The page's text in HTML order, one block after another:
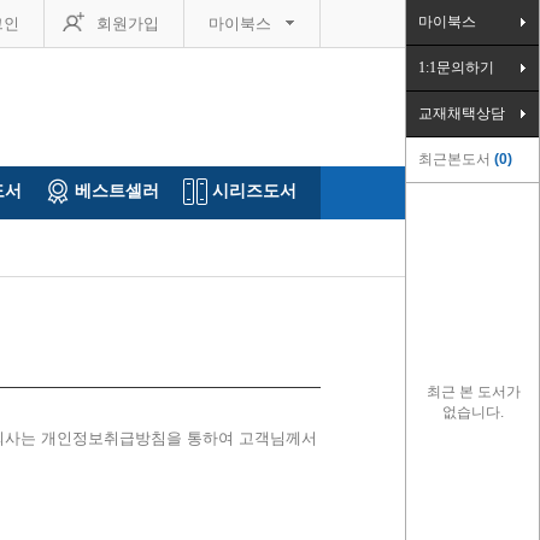
회원가입 마이북스
베스트셀러 시리즈도서
마이북스
1:1문의하기
교재채택상담
최근본도서 0
최근 본 도서가
없습니다.